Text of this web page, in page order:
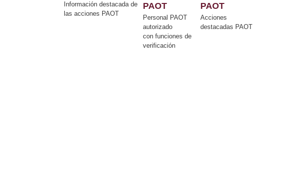
Información destacada de
las acciones PAOT
PAOT
Personal PAOT
autorizado
con funciones de
verificación
PAOT
Acciones
destacadas PAOT